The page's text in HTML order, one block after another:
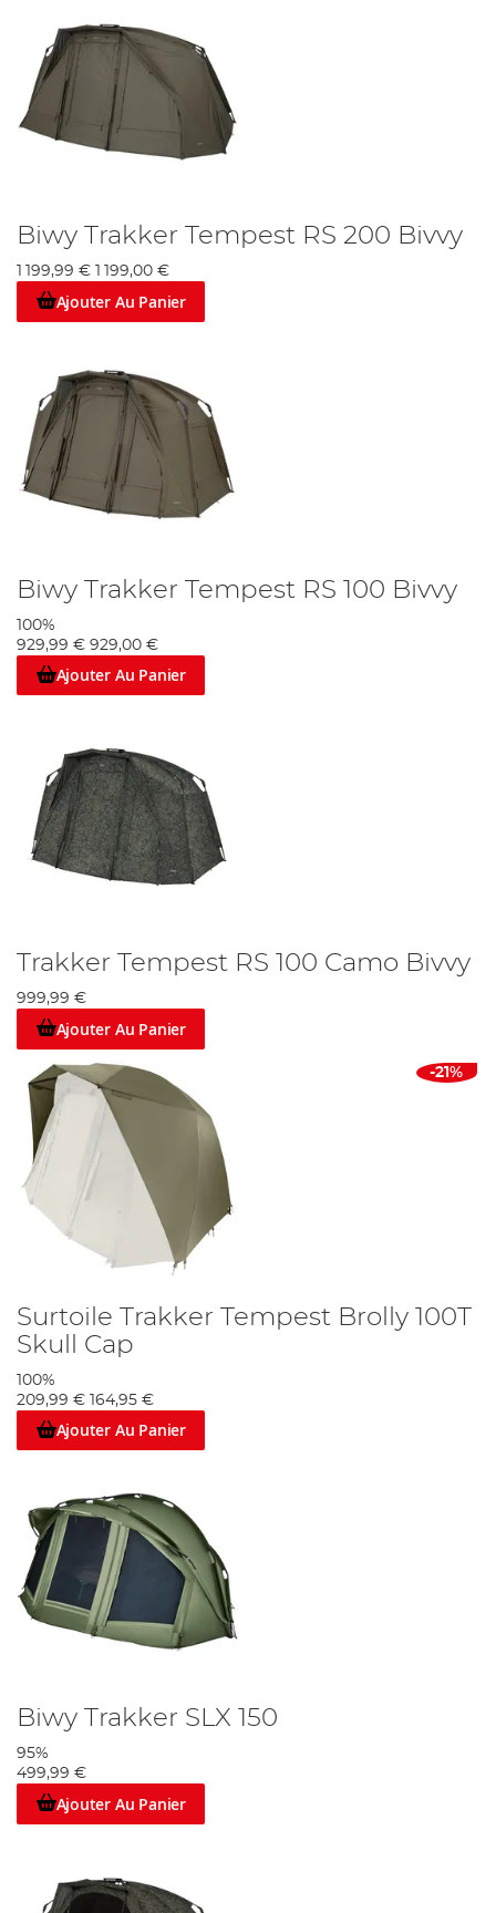
Biwy Trakker Tempest RS 200 Bivvy
1 199,99 € 1 199,00 €
Ajouter Au Panier
Biwy Trakker Tempest RS 100 Bivvy
100%
929,99 € 929,00 €
Ajouter Au Panier
Trakker Tempest RS 100 Camo Bivvy
999,99 €
Ajouter Au Panier
-21%
Surtoile Trakker Tempest Brolly 100T
Skull Cap
100%
209,99 € 164,95 €
Ajouter Au Panier
Biwy Trakker SLX 150
95%
499,99 €
Ajouter Au Panier